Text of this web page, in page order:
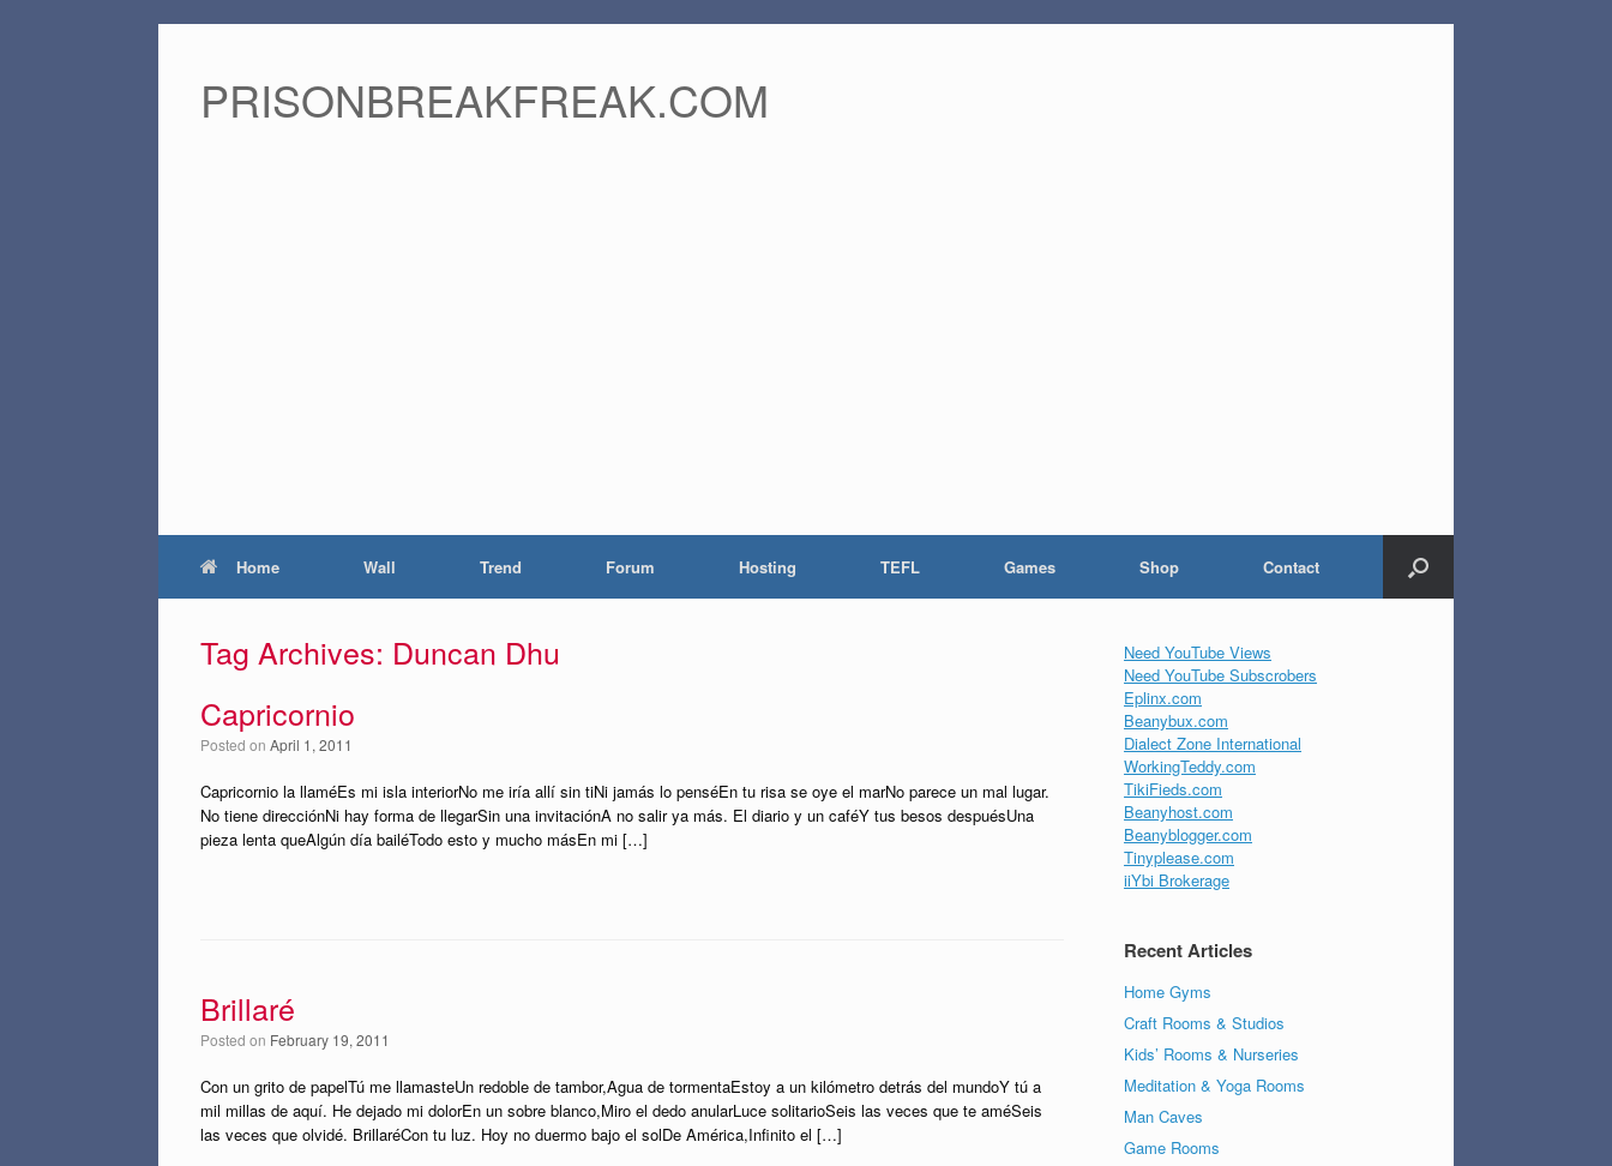
PRISONBREAKFREAK.COM
Home Wall Trend Forum Hosting TEFL Games Shop Contact
Tag Archives: Duncan Dhu
Capricornio
Posted on April 1, 2011
Capricornio la llaméEs mi isla interiorNo me iría allí sin tiNi jamás lo penséEn tu risa se oye el marNo parece un mal lugar.
No tiene direcciónNi hay forma de llegarSin una invitaciónA no salir ya más. El diario y un caféY tus besos despuésUna
pieza lenta queAlgún día bailéTodo esto y mucho másEn mi […]
Brillaré
Posted on February 19, 2011
Con un grito de papelTú me llamasteUn redoble de tambor,Agua de tormentaEstoy a un kilómetro detrás del mundoY tú a
mil millas de aquí. He dejado mi dolorEn un sobre blanco,Miro el dedo anularLuce solitarioSeis las veces que te améSeis
las veces que olvidé. BrillaréCon tu luz. Hoy no duermo bajo el solDe América,Infinito el […]
Need YouTube Views
Need YouTube Subscrobers
Eplinx.com
Beanybux.com
Dialect Zone International
WorkingTeddy.com
TikiFieds.com
Beanyhost.com
Beanyblogger.com
Tinyplease.com
iiYbi Brokerage
Recent Articles
Home Gyms
Craft Rooms & Studios
Kids’ Rooms & Nurseries
Meditation & Yoga Rooms
Man Caves
Game Rooms